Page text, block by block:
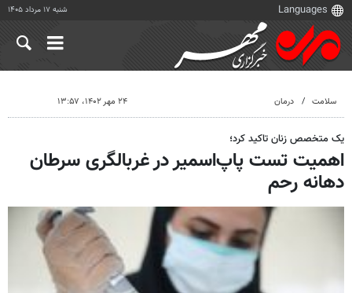
شنبه ۱۷ مرداد ۱۴۰۵
سلامت درمان ۲۴ مهر ۱۴۰۲، ۱۳:۵۷
یک متخصص زنان تاکید کرد؛
اهمیت تست پاپ‌اسمیر در غربالگری سرطان
دهانه رحم